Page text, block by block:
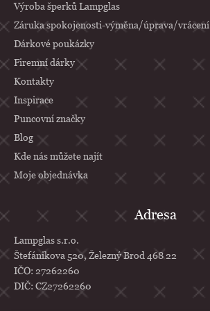
Výroba šperků Lampglas
Záruka spokojenosti-výměna/úprava/vrácení
Dárkové poukázky
Firemní dárky
Kontakty
Inspirace
Puncovní značky
Blog
Kde nás můžete najít
Moje objednávka
Adresa
Lampglas s.r.o.
Štefánikova 520, Železný Brod 468 22
IČO: 27262260
DIČ: CZ27262260